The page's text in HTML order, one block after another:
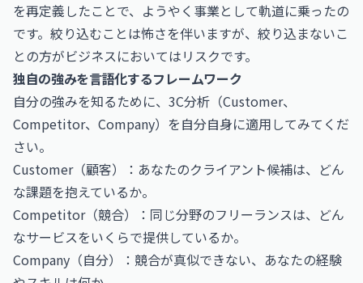
を再定義したことで、ようやく事業として軌道に乗ったの
です。絞り込むことは怖さを伴いますが、絞り込まないこ
との方がビジネスにおいてはリスクです。
独自の強みを言語化するフレームワーク
自分の強みを知るために、3C分析（Customer、
Competitor、Company）を自分自身に適用してみてくだ
さい。
Customer（顧客）：あなたのクライアント候補は、どん
な課題を抱えているか。
Competitor（競合）：同じ分野のフリーランスは、どん
なサービスをいくらで提供しているか。
Company（自分）：競合が真似できない、あなたの経験